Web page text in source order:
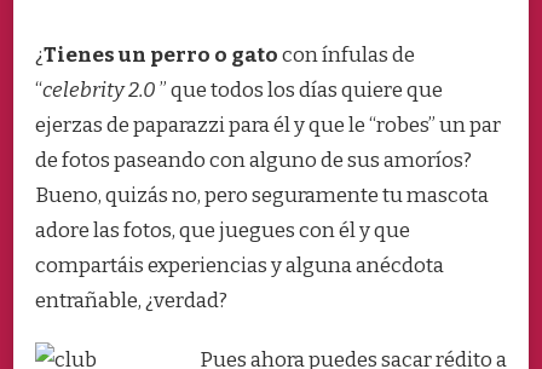
DE
SUPERPIENSOS
BUSCA
FAMOSOS!
¿Tienes un perro o gatocon ínfulas de
“celebrity 2.0” que todos los días quiere que
ejerzas de paparazzi para él y que le “robes” un par
de fotos paseando con alguno de sus amoríos?
Bueno, quizás no, pero seguramente tu mascota
adore las fotos, que juegues con él y que
compartáis experiencias y alguna anécdota
entrañable, ¿verdad?
Pues ahora puedes sacar rédito a